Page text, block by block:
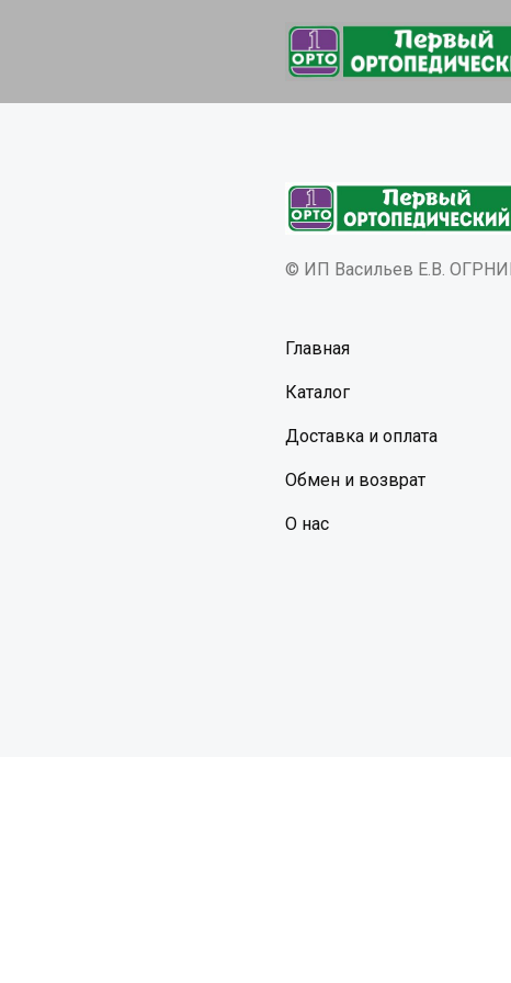
© ИП Васильев Е.В.
Главная
Каталог
Доставка и оплата
Обмен и возврат
О нас